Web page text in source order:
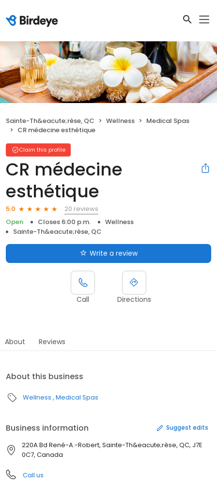
Sainte-Th&eacute;rèse, QC Wellness
Medical Spas
CR médecine esthétique
Claim this profile
CR médecine
esthétique
5.0
20 reviews
Open
Closes 6:00 p.m.
Wellness
Sainte-Th&eacute;rèse, QC
Write a review
Call Directions
About Reviews
About this business
Wellness Medical Spas
Business information Suggest edits
220A Bd René-A.-Robert, Sainte-Th&eacute;rèse, QC, J7E
0C7, Canada
Call us